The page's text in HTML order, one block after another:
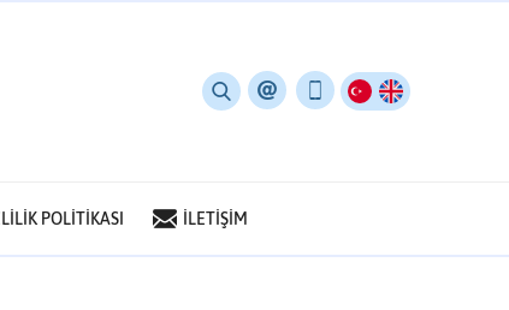
POLİTİKASI İLETİŞİM